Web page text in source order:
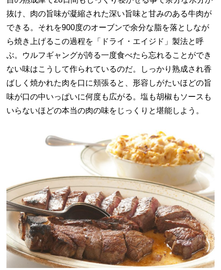
抜け、肉の旨味が凝縮された深い旨味と甘みのある牛肉が
できる。それを900度のオーブンで余分な脂を落としなが
ら焼き上げるこの過程を「ドライ・エイジド」製法と呼
ぶ。ウルフギャングが誇る一度食べたら忘れることができ
ない味はこうして作られているのだ。しっかり熟成され香
ばしく焼かれた肉を口に頬張ると、形容しがたいほどの旨
味が口の中いっぱいに何度も広がる。塩も胡椒もソースも
いらないほどの本当の肉の味をじっくりと堪能しよう。